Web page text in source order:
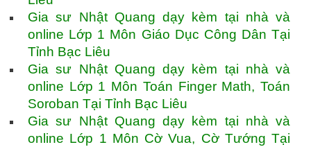
Gia sư Nhật Quang dạy kèm tại nhà và
online Lớp 1 Môn Giáo Dục Công Dân Tại
Tỉnh Bạc Liêu
Gia sư Nhật Quang dạy kèm tại nhà và
online Lớp 1 Môn Toán Finger Math, Toán
Soroban Tại Tỉnh Bạc Liêu
Gia sư Nhật Quang dạy kèm tại nhà và
online Lớp 1 Môn Cờ Vua, Cờ Tướng Tại